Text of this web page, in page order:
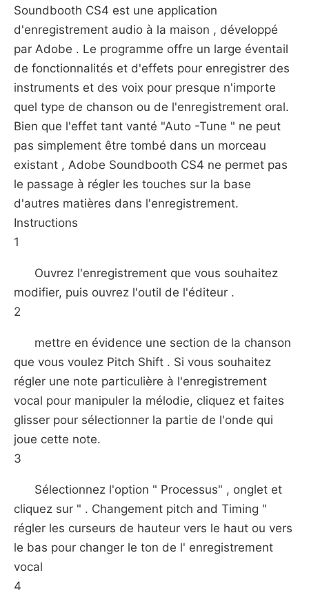
Soundbooth CS4 est une application
d'enregistrement audio à la maison , développé
par Adobe . Le programme offre un large éventail
de fonctionnalités et d'effets pour enregistrer des
instruments et des voix pour presque n'importe
quel type de chanson ou de l'enregistrement oral.
Bien que l'effet tant vanté "Auto -Tune " ne peut
pas simplement être tombé dans un morceau
existant , Adobe Soundbooth CS4 ne permet pas
le passage à régler les touches sur la base
d'autres matières dans l'enregistrement.
Instructions
1
Ouvrez l'enregistrement que vous souhaitez
modifier, puis ouvrez l'outil de l'éditeur .
2
mettre en évidence une section de la chanson
que vous voulez Pitch Shift . Si vous souhaitez
régler une note particulière à l'enregistrement
vocal pour manipuler la mélodie, cliquez et faites
glisser pour sélectionner la partie de l'onde qui
joue cette note.
3
Sélectionnez l'option " Processus" , onglet et
cliquez sur " . Changement pitch and Timing "
régler les curseurs de hauteur vers le haut ou vers
le bas pour changer le ton de l' enregistrement
vocal
4